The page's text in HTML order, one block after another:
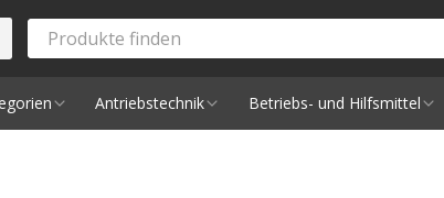
Antriebstechnik Betriebs- und Hilfsmittel